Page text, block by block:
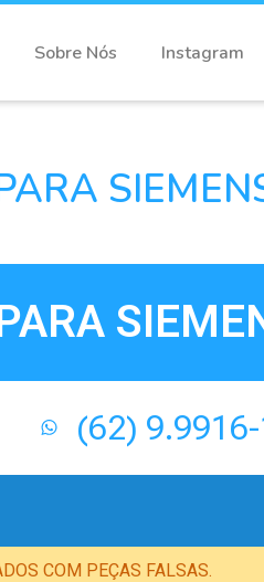
Sobre Nós Instagram
(62)
COM PEÇAS FALSAS.